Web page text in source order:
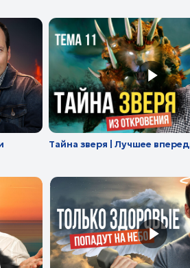
Тайна зверя | Лучшее впереди
Только здоровые попадут на небо |
Лучшее впереди